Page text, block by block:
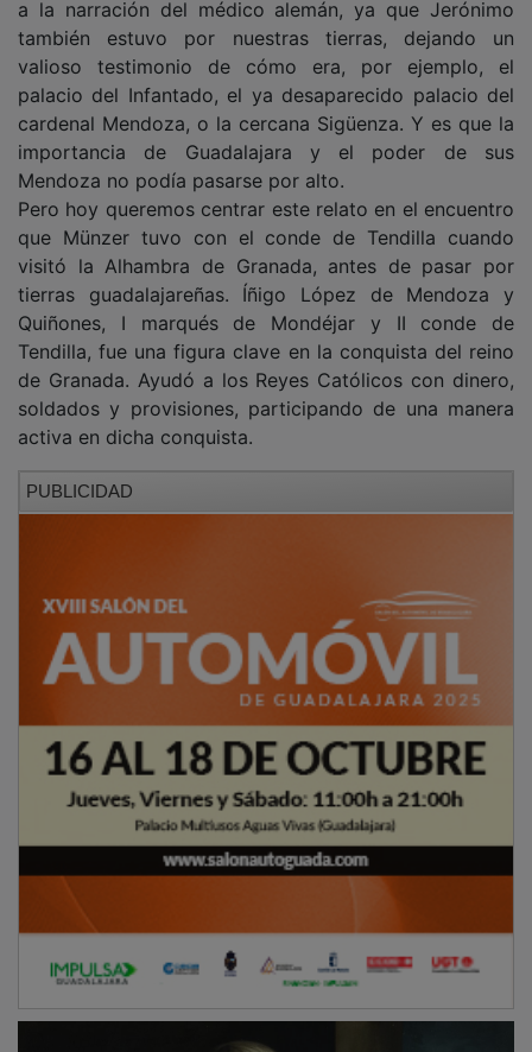
también estuvo por nuestras tierras, dejando un
valioso testimonio de cómo era, por ejemplo, el
palacio del Infantado, el ya desaparecido palacio del
cardenal Mendoza, o la cercana Sigüenza. Y es que la
importancia de Guadalajara y el poder de sus
Mendoza no podía pasarse por alto.
Pero hoy queremos centrar este relato en el encuentro
que Münzer tuvo con el conde de Tendilla cuando
visitó la Alhambra de Granada, antes de pasar por
tierras guadalajareñas. Íñigo López de Mendoza y
Quiñones, I marqués de Mondéjar y II conde de
Tendilla, fue una figura clave en la conquista del reino
de Granada. Ayudó a los Reyes Católicos con dinero,
soldados y provisiones, participando de una manera
activa en dicha conquista.